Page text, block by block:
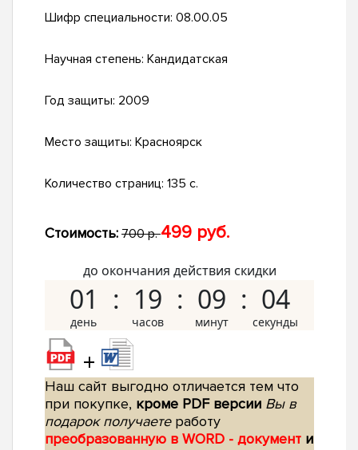
Шифр специальности: 08.00.05
Научная степень: Кандидатская
Год защиты: 2009
Место защиты: Красноярск
Количество страниц: 135 с.
Стоимость: 700 р.499 руб.
до окончания действия скидки
01 19 09 03
+
Наш сайт выгодно отличается тем что
при покупке, кроме PDF версии Вы в
подарок получаетеработу
преобразованную в WORD - документ и